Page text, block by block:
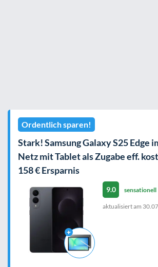
Ordentlich sparen!
Stark! Samsung Galaxy S25 Edge
Netz mit Tablet als Zugabe eff.
158 € Ersparnis
9.0 sensationell
aktualisiert am